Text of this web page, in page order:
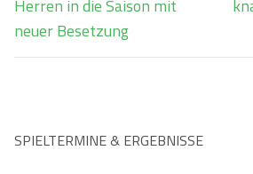
Herren in die Saison mit
neuer Besetzung
SPIELTERMINE & ERGEBNISSE